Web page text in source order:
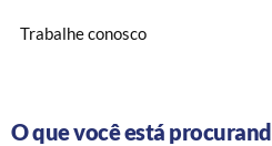
Trabalhe conosco
O que você está